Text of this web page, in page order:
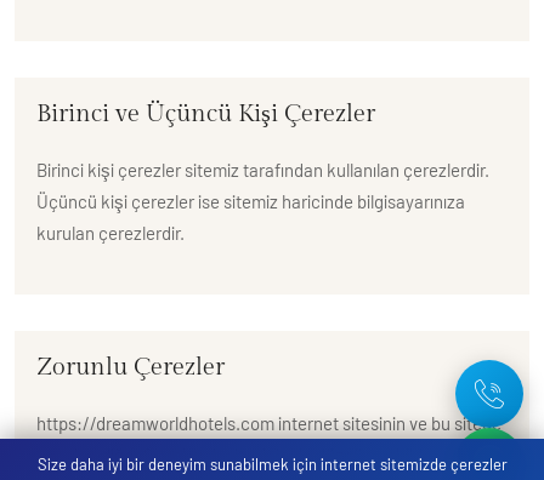
Birinci ve Üçüncü Kişi Çerezler
Birinci kişi çerezler sitemiz tarafından kullanılan çerezlerdir.
Üçüncü kişi çerezler ise sitemiz haricinde bilgisayarınıza
kurulan çerezlerdir.
Zorunlu Çerezler
https://dreamworldhotels.com internet sitesinin ve bu sitede
yer alan diğer 6 otel web sitesinin de düzgün şekilde
Size daha iyi bir deneyim sunabilmek için internet sitemizde çerezler